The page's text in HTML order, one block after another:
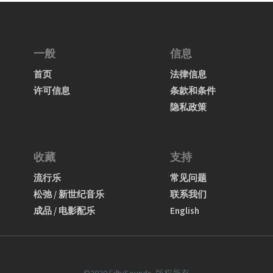
一般
首页
许可信息
信息
法律信息
条款和条件
隐私政策
收藏
流行乐
松弛 / 新世纪音乐
成品 / 电影配乐
支持
常见问题
联系我们
English